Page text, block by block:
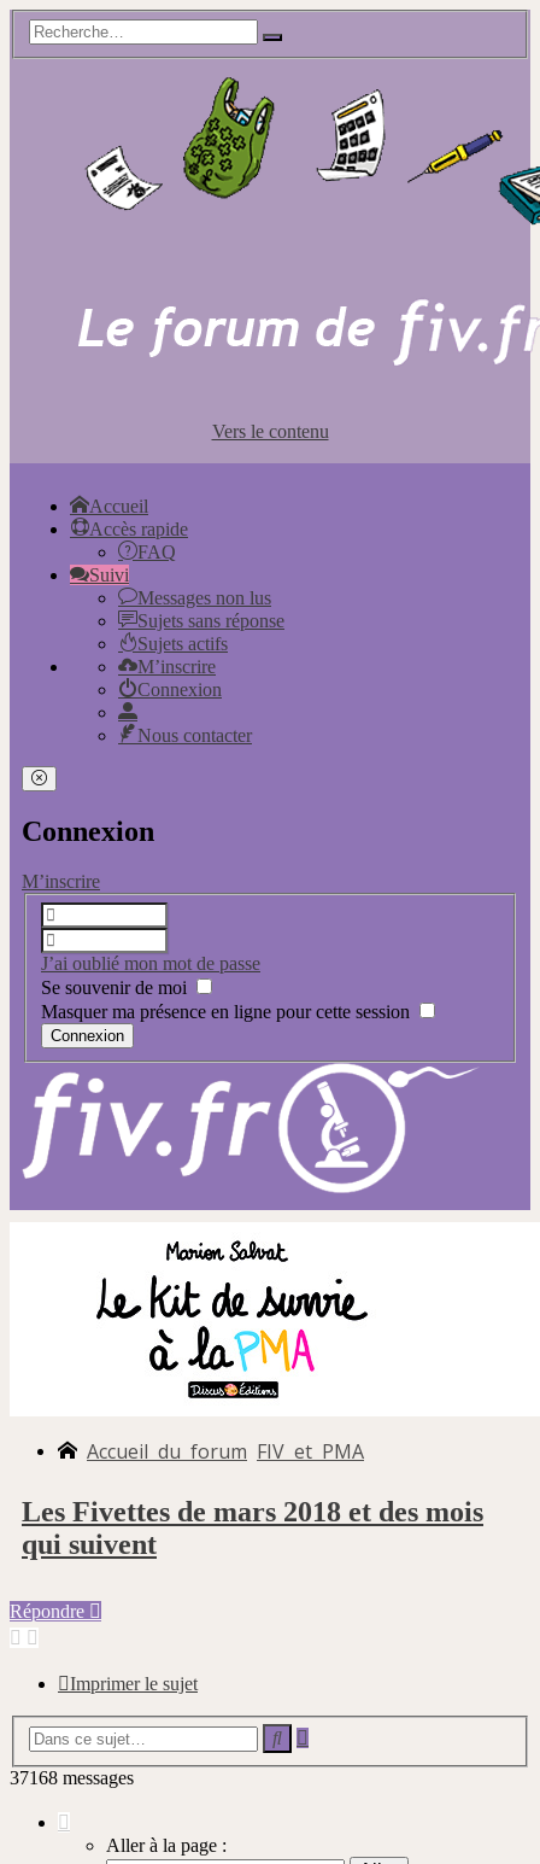
Vers le contenu
Accueil
Accès rapide
FAQ
Suivi
Messages non lus
Sujets sans réponse
Sujets actifs
M’inscrire
Connexion
Nous contacter
Connexion
M’inscrire
J’ai oublié mon mot de passe
Se souvenir de moi
Masquer ma présence en ligne pour cette session
Accueil du forum FIV et PMA
Les Fivettes de mars 2018 et des mois
qui suivent
Répondre
Imprimer le sujet
Rechercher
Recherche
avancée
37168 messages
1084 Aller à la page :